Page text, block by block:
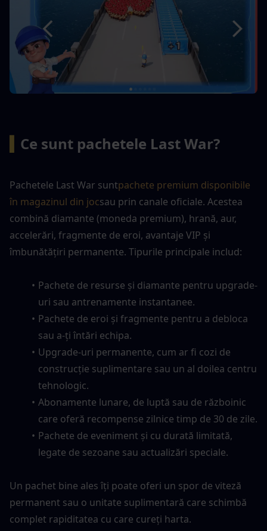
Ce sunt pachetele Last War?
Pachetele Last War suntpachete premium disponibile
în magazinul din jocsau prin canale oficiale. Acestea
combină diamante (moneda premium), hrană, aur,
accelerări, fragmente de eroi, avantaje VIP și
îmbunătățiri permanente. Tipurile principale includ:
Pachete de resurse și diamante pentru upgrade-
uri sau antrenamente instantanee.
Pachete de eroi și fragmente pentru a debloca
sau a-ți întări echipa.
Upgrade-uri permanente, cum ar fi cozi de
construcție suplimentare sau un al doilea centru
tehnologic.
Abonamente lunare, de luptă sau de războinic
care oferă recompense zilnice timp de 30 de zile.
Pachete de eveniment și cu durată limitată,
legate de sezoane sau actualizări speciale.
Un pachet bine ales îți poate oferi un spor de viteză
permanent sau o unitate suplimentară care schimbă
complet rapiditatea cu care cureți harta.